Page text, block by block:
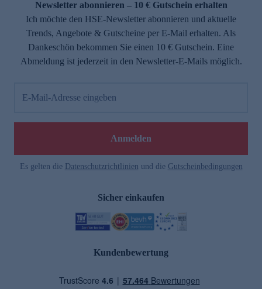
Newsletter abonnieren – 10 € Gutschein erhalten
Ich möchte den HSE-Newsletter abonnieren und aktuelle
Trends, Angebote & Gutscheine per E-Mail erhalten. Als
Dankeschön bekommen Sie einen 10 € Gutschein. Eine
Abmeldung ist jederzeit in den Newsletter-E-Mails möglich.
E-Mail-Adresse eingeben
Anmelden
Es gelten die Datenschutzrichtlinien und die Gutscheinbedingungen
Sicher einkaufen
Kundenbewertung